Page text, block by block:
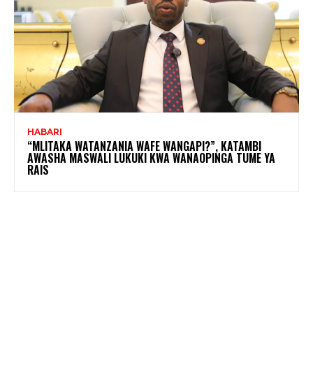
HABARI
“MLITAKA WATANZANIA WAFE WANGAPI?”, KATAMBI
AWASHA MASWALI LUKUKI KWA WANAOPINGA TUME YA
RAIS